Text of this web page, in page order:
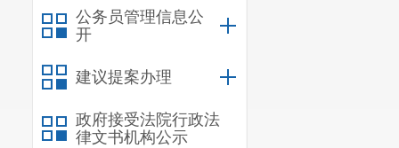
公务员管理信息公
开
建议提案办理
政府接受法院行政法
律文书机构公示